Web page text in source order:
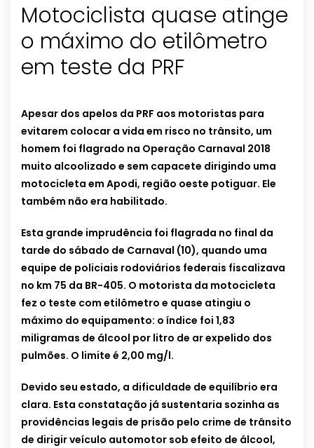
Motociclista quase atinge
o máximo do etilômetro
em teste da PRF
Apesar dos apelos da PRF aos motoristas para
evitarem colocar a vida em risco no trânsito, um
homem foi flagrado na Operação Carnaval 2018
muito alcoolizado e sem capacete dirigindo uma
motocicleta em Apodi, região oeste potiguar. Ele
também não era habilitado.
Esta grande imprudência foi flagrada no final da
tarde do sábado de Carnaval (10), quando uma
equipe de policiais rodoviários federais fiscalizava
no km 75 da BR-405. O motorista da motocicleta
fez o teste com etilômetro e quase atingiu o
máximo do equipamento: o índice foi 1,83
miligramas de álcool por litro de ar expelido dos
pulmões. O limite é 2,00 mg/l.
Devido seu estado, a dificuldade de equilíbrio era
clara. Esta constatação já sustentaria sozinha as
providências legais de prisão pelo crime de trânsito
de dirigir veículo automotor sob efeito de álcool,